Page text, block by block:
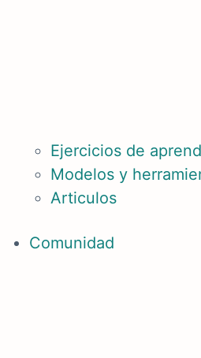
Ejercicios de
Modelos y
Articulos
Comunidad